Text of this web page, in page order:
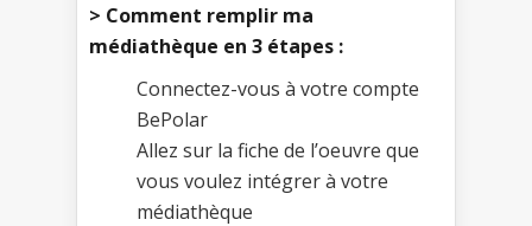
> Comment remplir ma
médiathèque en 3 étapes :
Connectez-vous à votre compte
BePolar
Allez sur la fiche de l’oeuvre que
vous voulez intégrer à votre
médiathèque